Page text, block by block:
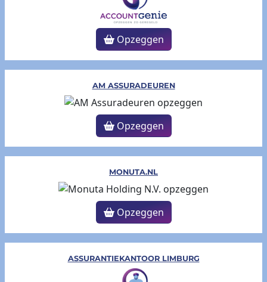
Opzeggen
AM ASSURADEUREN
Opzeggen
MONUTA.NL
Opzeggen
ASSURANTIEKANTOOR LIMBURG